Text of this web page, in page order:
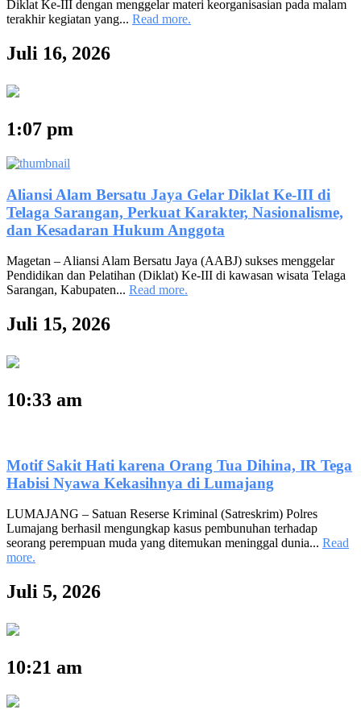
Diklat Ke-III dengan menggelar materi keorganisasian pada malam
terakhir kegiatan yang... Read more.
Juli 16, 2026
1:07 pm
Aliansi Alam Bersatu Jaya Gelar Diklat Ke-III di
Telaga Sarangan, Perkuat Karakter, Nasionalisme,
dan Kesadaran Hukum Anggota
Magetan – Aliansi Alam Bersatu Jaya (AABJ) sukses menggelar
Pendidikan dan Pelatihan (Diklat) Ke-III di kawasan wisata Telaga
Sarangan, Kabupaten... Read more.
Juli 15, 2026
10:33 am
Motif Sakit Hati karena Orang Tua Dihina, IR Tega
Habisi Nyawa Kekasihnya di Lumajang
LUMAJANG – Satuan Reserse Kriminal (Satreskrim) Polres
Lumajang berhasil mengungkap kasus pembunuhan terhadap
seorang perempuan muda yang ditemukan meninggal dunia... Read
more.
Juli 5, 2026
10:21 am